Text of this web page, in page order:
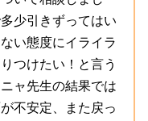
少引きずってはい
い態度にイライラ
つけたい！と言う
ャ先生の結果では
不安定、また戻っ